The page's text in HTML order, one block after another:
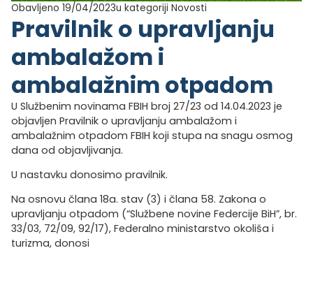
Obavljeno 19/04/2023u kategoriji Novosti
Pravilnik o upravljanju
ambalažom i
ambalažnim otpadom
U Službenim novinama FBIH broj 27/23 od 14.04.2023 je
objavljen Pravilnik o upravljanju ambalažom i
ambalažnim otpadom FBIH koji stupa na snagu osmog
dana od objavljivanja.
U nastavku donosimo pravilnik.
Na osnovu člana 18a. stav (3) i člana 58. Zakona o
upravljanju otpadom (“Službene novine Federcije BiH”, br.
33/03, 72/09, 92/17), Federalno ministarstvo okoliša i
turizma, donosi